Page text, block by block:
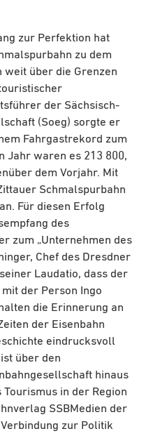
zur Perfektion hat
zu dem
weit über die Grenzen
der Sächsisch-
(Soeg) sorgte er
Fahrgastrekord zum
Jahr waren es 213 800,
dem Vorjahr. Mit
Schmalspurbahn
Für diesen Erfolg
des
zum „Unternehmen des
Chef des Dresdner
Laudatio, dass der
der Person Ingo
die Erinnerung an
der Eisenbahn
eindrucksvoll
über den
hinaus
in der Region
SSBMedien der
zur Politik